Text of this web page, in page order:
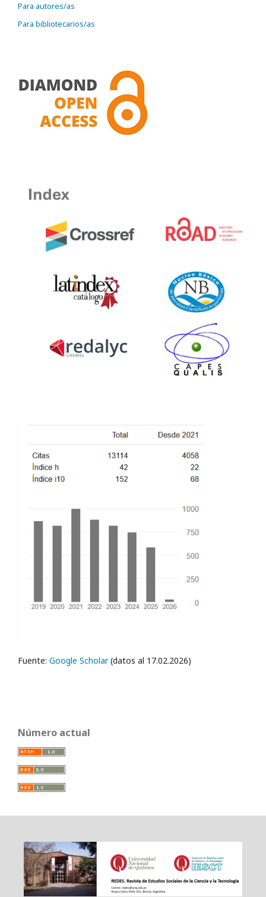
Para autores/as
Para bibliotecarios/as
Fuente: Google Scholar(datos al 17.02.2026)
Número actual